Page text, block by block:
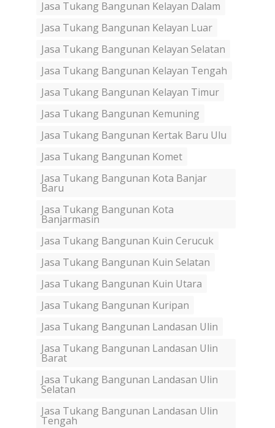
Jasa Tukang Bangunan Kelayan Dalam
Jasa Tukang Bangunan Kelayan Luar
Jasa Tukang Bangunan Kelayan Selatan
Jasa Tukang Bangunan Kelayan Tengah
Jasa Tukang Bangunan Kelayan Timur
Jasa Tukang Bangunan Kemuning
Jasa Tukang Bangunan Kertak Baru Ulu
Jasa Tukang Bangunan Komet
Jasa Tukang Bangunan Kota Banjar
Baru
Jasa Tukang Bangunan Kota
Banjarmasin
Jasa Tukang Bangunan Kuin Cerucuk
Jasa Tukang Bangunan Kuin Selatan
Jasa Tukang Bangunan Kuin Utara
Jasa Tukang Bangunan Kuripan
Jasa Tukang Bangunan Landasan Ulin
Jasa Tukang Bangunan Landasan Ulin
Barat
Jasa Tukang Bangunan Landasan Ulin
Selatan
Jasa Tukang Bangunan Landasan Ulin
Tengah